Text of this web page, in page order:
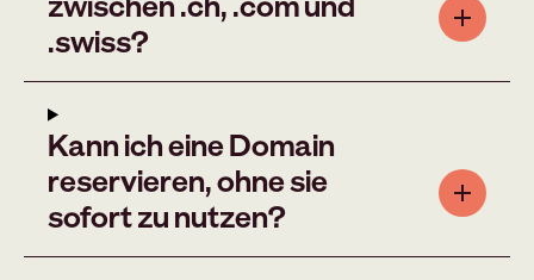
zwischen .ch, .com und
.swiss?
Kann ich eine Domain
reservieren, ohne sie
sofort zu nutzen?